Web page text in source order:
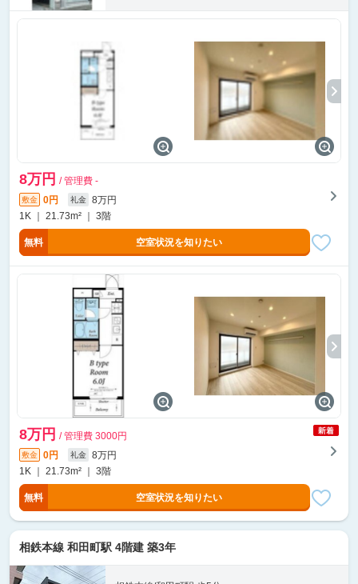
8万円 / 管理費 -
敷金 0円 礼金
8万円
1K ｜ 21.73m² ｜ 3階
無料 空室状況を知りたい
8万円 / 管理費 3000円
敷金 0円 礼金
8万円
1K ｜ 21.73m² ｜ 3階
無料 空室状況を知りたい
相鉄本線 和田町駅 4階建 築3年